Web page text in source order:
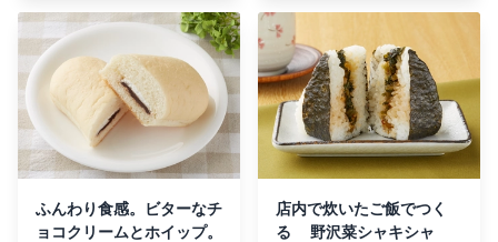
ふんわり食感。ビターなチ
ョコクリームとホイップ。
店内で炊いたご飯でつく
る 野沢菜シャキシャ